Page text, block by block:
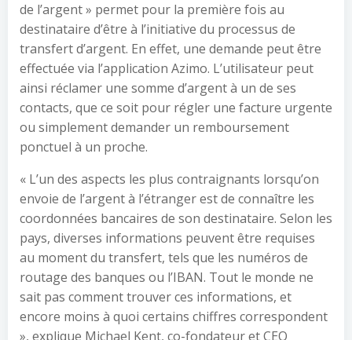
de l’argent » permet pour la première fois au
destinataire d’être à l’initiative du processus de
transfert d’argent. En effet, une demande peut être
effectuée via l’application Azimo. L’utilisateur peut
ainsi réclamer une somme d’argent à un de ses
contacts, que ce soit pour régler une facture urgente
ou simplement demander un remboursement
ponctuel à un proche.
« L’un des aspects les plus contraignants lorsqu’on
envoie de l’argent à l’étranger est de connaître les
coordonnées bancaires de son destinataire. Selon les
pays, diverses informations peuvent être requises
au moment du transfert, tels que les numéros de
routage des banques ou l’IBAN. Tout le monde ne
sait pas comment trouver ces informations, et
encore moins à quoi certains chiffres correspondent
», explique Michael Kent, co-fondateur et CEO